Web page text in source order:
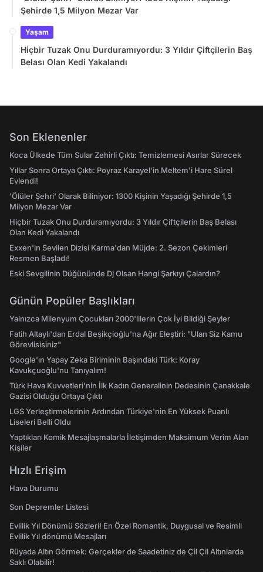
Şehirde 1,5 Milyon Mezar Var
Yaşam
Hiçbir Tuzak Onu Durduramıyordu: 3 Yıldır Çiftçilerin Baş
Belası Olan Kedi Yakalandı
Son Eklenenler
Koca Ülkede Tüm Sular Zehirli Çıktı: Temizlemesi Asırlar Sürecek
Yıllar Sonra Ortaya Çıktı: Poyraz Karayel'in Meltem'i Hare Sürel
Evlendi!
'Ölüler Şehri' Olarak Biliniyor: 1300 Kişinin Yaşadığı Şehirde 1,5
Milyon Mezar Var
Hiçbir Tuzak Onu Durduramıyordu: 3 Yıldır Çiftçilerin Baş Belası
Olan Kedi Yakalandı
Exxen'in Sevilen Dizisi Karma'dan Müjde: 2. Sezon Çekimleri
Resmen Başladı!
Eski Sevgilinin Düğününde Dj Olsan Hangi Şarkıyı Çalardın?
Günün Popüler Başlıkları
Yalnızca Milenyum Çocukları 2000'lilerin Çok İyi Bildiği Şeyler
Fatih Altaylı'dan Erdal Beşikçioğlu'na Ağır Eleştiri: "Ulan Siz Kamu
Görevlisisiniz"
Google'ın Yapay Zeka Biriminin Başındaki Türk: Koray
Kavukçuoğlu'nu Tanıyalım!
Türk Hava Kuvvetleri'nin İlk Kadın Generalinin Dedesinin Çanakkale
Gazisi Olduğu Ortaya Çıktı
LGS Yerleştirmelerinin Ardından Türkiye'nin En Yüksek Puanlı
Liseleri Belli Oldu
Yaptıkları Komik Mesajlaşmalarla İletişimden Maksimum Verim Alan
Kişiler
Hızlı Erişim
Hava Durumu
Son Depremler Listesi
Evlilik Yıl Dönümü Sözleri! En Özel Romantik, Duygusal ve Resimli
Evlilik Yıl dönümü Mesajları
Rüyada Altın Görmek: Gerçekler de Saadetiniz de Çil Çil Altınlarda
Saklı Olabilir!